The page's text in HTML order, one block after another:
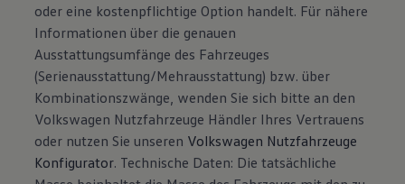
oder eine kostenpflichtige Option handelt. Für nähere
Informationen über die genauen
Ausstattungsumfänge des Fahrzeuges
(Serienausstattung/Mehrausstattung) bzw. über
Kombinationszwänge, wenden Sie sich bitte an den
Volkswagen Nutzfahrzeuge Händler Ihres Vertrauens
oder nutzen Sie unseren Volkswagen Nutzfahrzeuge
Konfigurator. Technische Daten: Die tatsächliche